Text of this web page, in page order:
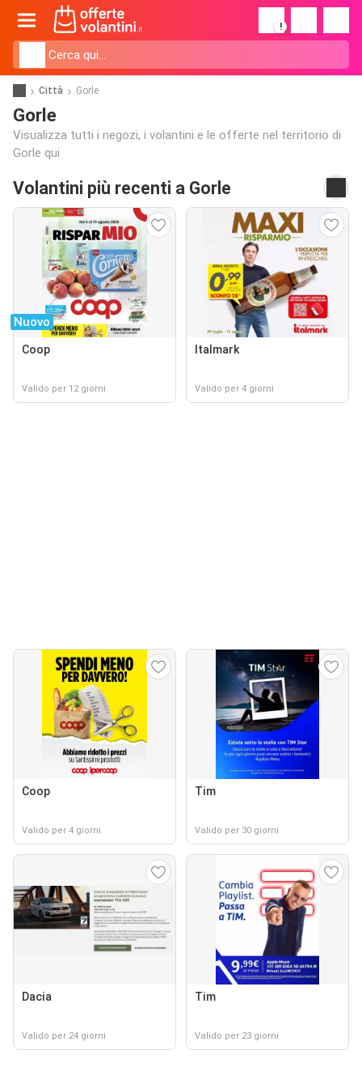
!
Città Gorle
Gorle
Visualizza tutti i negozi, i volantini e le offerte nel territorio di
Gorle qui
Volantini più recenti a Gorle
Nuovo
Coop
Valido per 12 giorni
Italmark
Valido per 4 giorni
Coop
Valido per 4 giorni
Tim
Valido per 30 giorni
Dacia
Valido per 24 giorni
Tim
Valido per 23 giorni